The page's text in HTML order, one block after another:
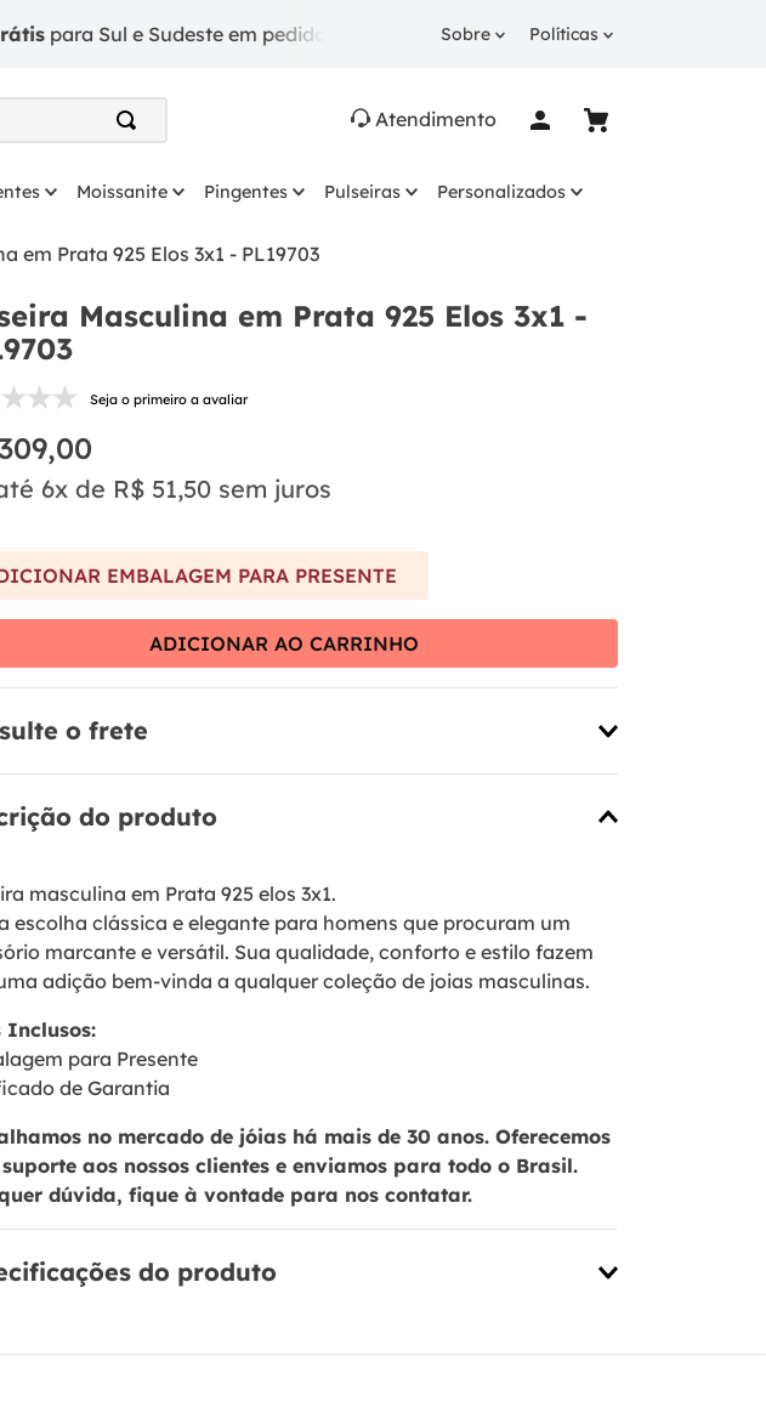
Sul e Sudeste em pedidos a partir de R$ 249. 10% OFFna 1ª compra com
Sobre Políticas
Atendimento
Moissanite Pingentes Pulseiras Personalizados
em Prata 925 Elos 3x1 - PL19703
Masculina em Prata 925 Elos 3x1 -
Seja o primeiro a avaliar
,00
6x de R$ 51,50 sem juros
EMBALAGEM PARA PRESENTE
ADICIONAR AO CARRINHO
o frete
do produto
masculina em Prata 925 elos 3x1.
escolha clássica e elegante para homens que procuram um
marcante e versátil. Sua qualidade, conforto e estilo fazem
adição bem-vinda a qualquer coleção de joias masculinas.
Inclusos:
para Presente
de Garantia
no mercado de jóias há mais de 30 anos. Oferecemos
aos nossos clientes e enviamos para todo o Brasil.
dúvida, fique à vontade para nos contatar.
do produto